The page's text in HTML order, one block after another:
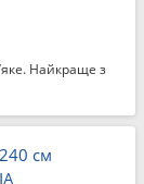
Найкраще з
см